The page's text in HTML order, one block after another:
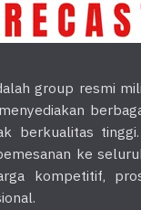
group resmi
berkualitas
ke
kompetitif,